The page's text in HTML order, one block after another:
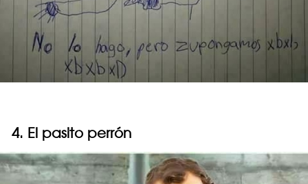
4. El pasito perrón